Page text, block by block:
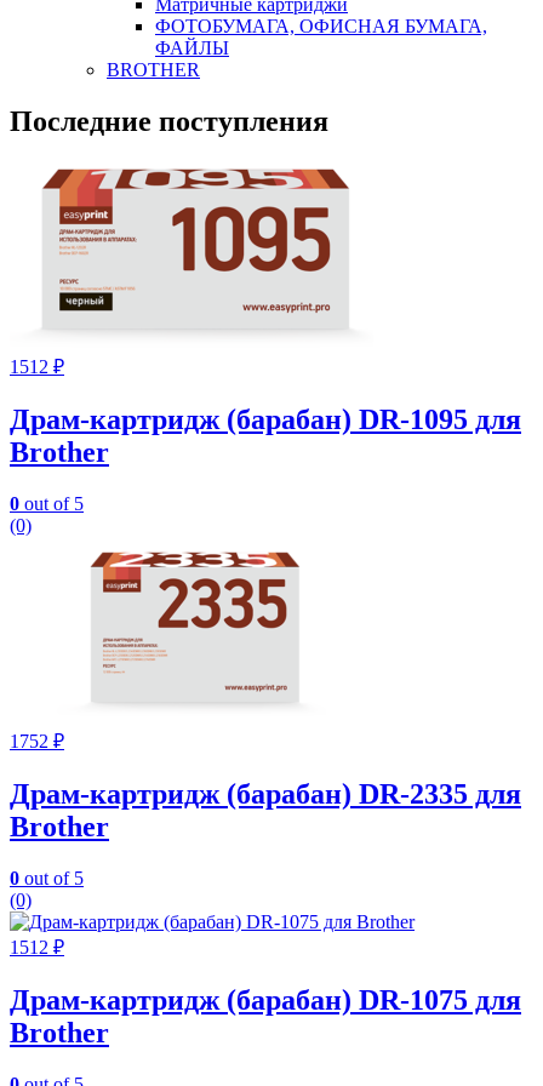
Матричные картриджи
ФОТОБУМАГА, ОФИСНАЯ БУМАГА,
ФАЙЛЫ
BROTHER
Последние поступления
1512 ₽
Драм-картридж (барабан) DR-1095 для
Brother
0 out of 5
(0)
1752 ₽
Драм-картридж (барабан) DR-2335 для
Brother
0 out of 5
(0)
1512 ₽
Драм-картридж (барабан) DR-1075 для
Brother